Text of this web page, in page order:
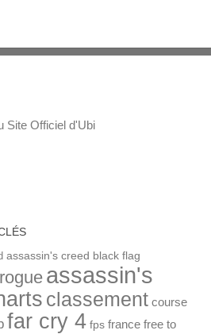
Site Officiel d'Ubi
assassin's creed black flag
assassin's
classement course
far cry 4 fps france free to